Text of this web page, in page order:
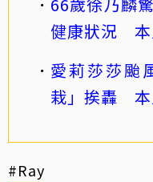
健康狀況 本
愛莉莎莎颱
栽」挨轟 本
#Ray